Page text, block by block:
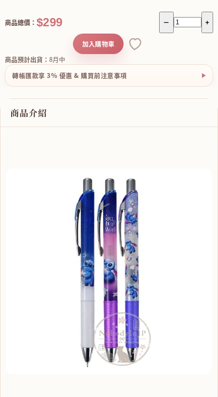
－ +
商品總價： $299
商品預計出貨： 8月中
加入購物車
轉帳匯款享 3% 優惠 & 購買前注意事項
商品介紹